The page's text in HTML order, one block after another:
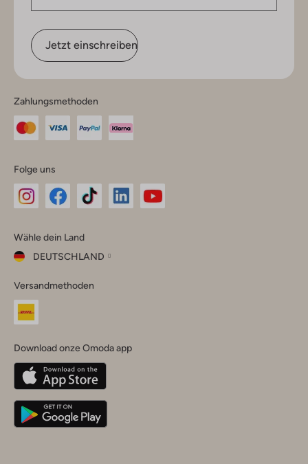
Jetzt einschreiben
Zahlungsmethoden
Folge uns
Instagram
Facebook
TikTok
Wähle dein Land
DEUTSCHLAND
dein
Land
Belgique(Français)
Deutschland
Versandmethoden
Download onze Omoda app